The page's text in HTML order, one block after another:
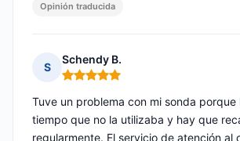
Opinión traducida
S
Schendy B.
Nota: 5 de 5
Tuve un problema con mi sonda porque
tiempo que no la utilizaba y hay que
regularmente. El servicio de atención al